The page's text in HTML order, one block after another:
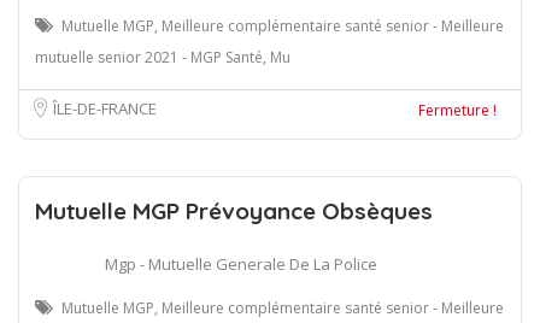
Mutuelle MGP, Meilleure complémentaire santé senior - Meilleure
mutuelle senior 2021 - MGP Santé, Mu
ÎLE-DE-FRANCE Fermeture !
Mutuelle MGP Prévoyance Obsèques
Mgp - Mutuelle Generale De La Police
Mutuelle MGP, Meilleure complémentaire santé senior - Meilleure